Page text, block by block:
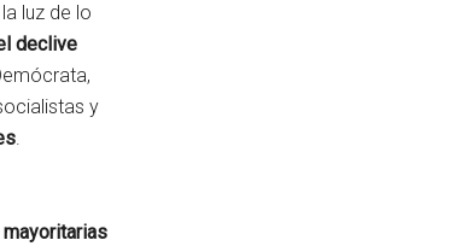
la luz de lo
declive
y
.